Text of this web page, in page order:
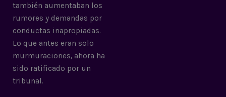
también aumentaban los
rumores y demandas por
conductas inapropiadas.
Lo que antes eran solo
murmuraciones, ahora ha
sido ratificado por un
tribunal.